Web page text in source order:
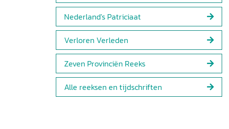
Nederland's Patriciaat
Verloren Verleden
Zeven Provinciën Reeks
Alle reeksen en tijdschriften